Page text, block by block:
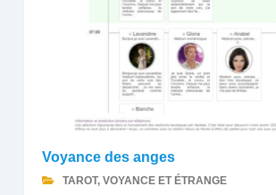
Voyance des anges
TAROT, VOYANCE ET ÉTRANGE